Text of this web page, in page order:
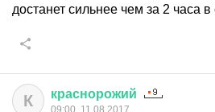
достанет сильнее чем за 2 часа
К краснорожий
09:00, 11.08.2017